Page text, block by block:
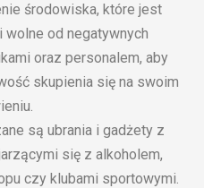
środowiska, które jest
od negatywnych
oraz personalem, aby
skupienia się na swoim
są ubrania i gadżety z
się z alkoholem,
czy klubami sportowymi.